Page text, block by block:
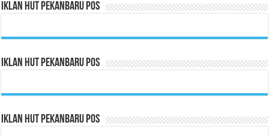
Iklan HUT Pekanbaru Pos
Iklan HUT Pekanbaru Pos
Iklan HUT Pekanbaru Pos